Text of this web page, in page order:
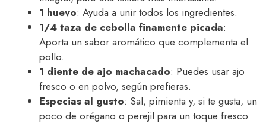
1 huevo: Ayuda a unir todos los ingredientes.
1/4 taza de cebolla finamente picada:
Aporta un sabor aromático que complementa el
pollo.
1 diente de ajo machacado: Puedes usar ajo
fresco o en polvo, según prefieras.
Especias al gusto: Sal, pimienta y, si te gusta, un
poco de orégano o perejil para un toque fresco.